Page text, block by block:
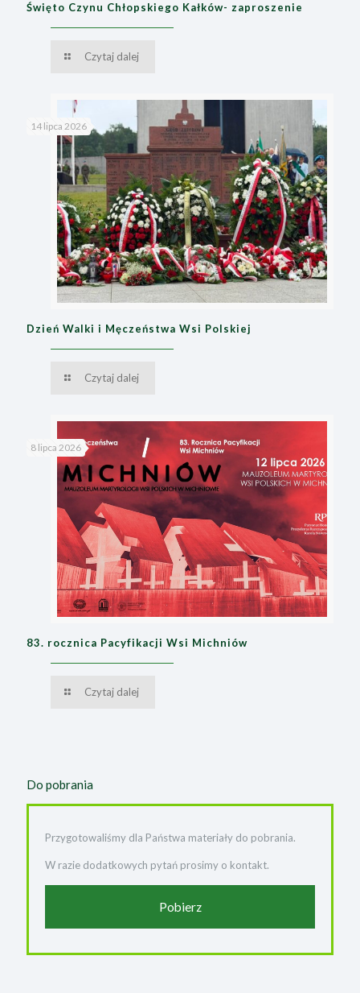
Święto Czynu Chłopskiego Kałków- zaproszenie
Czytaj dalej
14 lipca 2026
Dzień Walki i Męczeństwa Wsi Polskiej
Czytaj dalej
8 lipca 2026
83. rocznica Pacyfikacji Wsi Michniów
Czytaj dalej
Do pobrania
Przygotowaliśmy dla Państwa materiały do pobrania.
W razie dodatkowych pytań prosimy o kontakt.
Pobierz